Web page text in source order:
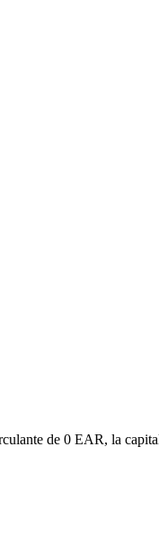
de 0 EAR, la